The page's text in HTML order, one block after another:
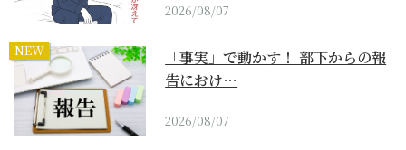
2026/08/07
NEW
「事実」で動かす！ 部下からの報
告におけ…
2026/08/07